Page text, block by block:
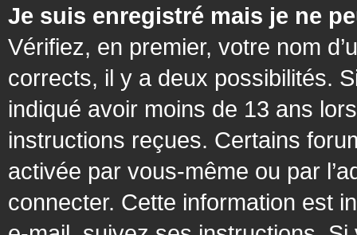
Je suis enregistré mais je ne
Vérifiez, en premier, votre nom
corrects, il y a deux possibilités.
indiqué avoir moins de 13 ans
instructions reçues. Certains
activée par vous-même ou par
connecter. Cette information est